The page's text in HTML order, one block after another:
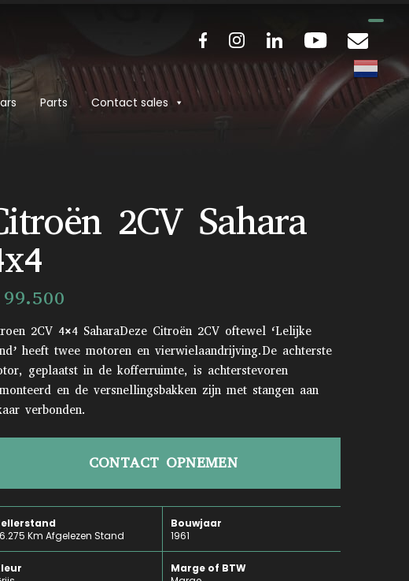
Parts Contact sales
2CV Sahara
2CV 4×4 SaharaDeze Citroën 2CV oftewel ‘Lelijke
heeft twee motoren en vierwielaandrijving.De achterste
geplaatst in de kofferruimte, is achterstevoren
en de versnellingsbakken zijn met stangen aan
verbonden.
CONTACT OPNEMEN
Km Afgelezen Stand
Bouwjaar
1961
Marge of BTW